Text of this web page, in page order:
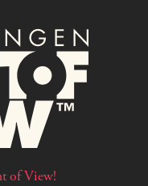
of View!